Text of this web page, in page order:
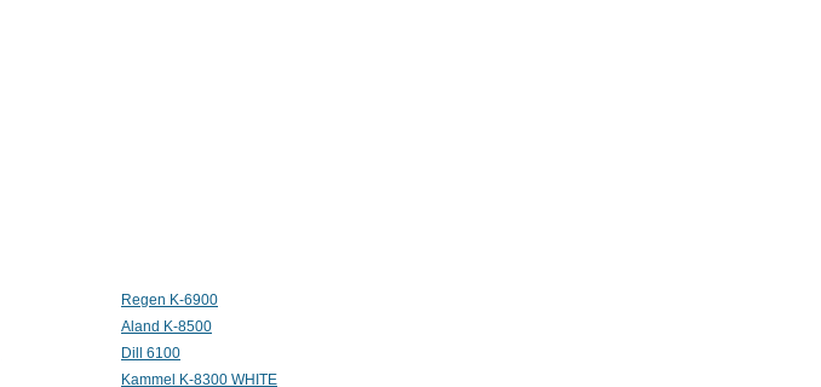
Regen K-6900
Aland K-8500
Dill 6100
Kammel K-8300 WHITE